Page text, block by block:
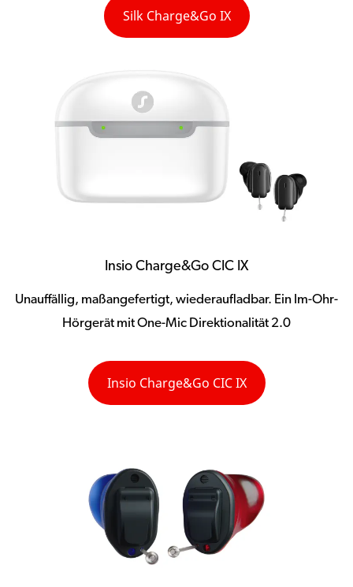
Silk Charge&Go IX
Insio Charge&Go CIC IX
Unauffällig, maßangefertigt, wiederaufladbar. Ein Im-Ohr-
Hörgerät mit One-Mic Direktionalität 2.0
Insio Charge&Go CIC IX